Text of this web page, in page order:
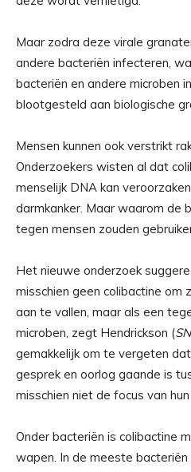
Maar zodra deze virale
andere bacteriën infecteren,
bacteriën en andere microben
blootgesteld aan biologische
Mensen kunnen ook verstrikt
Onderzoekers wisten al dat
menselijk DNA kan
darmkanker. Maar waarom de
tegen mensen zouden
Het nieuwe onderzoek
misschien geen colibactine om
aan te vallen, maar als een
microben, zegt Hendrickson (
gemakkelijk om te vergeten
gesprek en oorlog gaande is
misschien niet de focus van
Onder bacteriën is colibactine
wapen. In de meeste bacteriën